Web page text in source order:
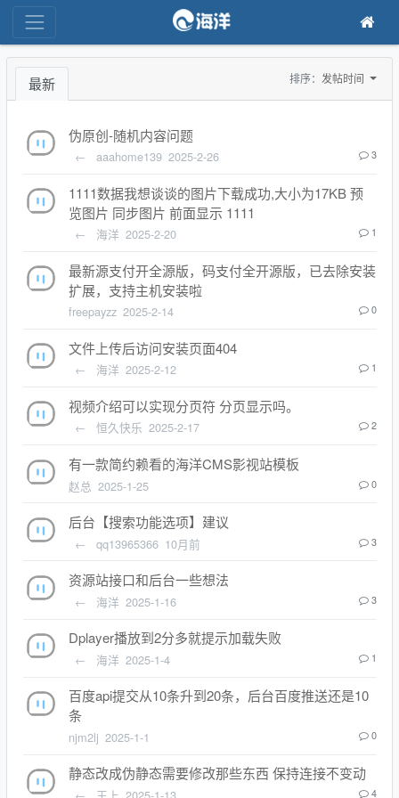
最新 排序： 发帖时间
伪原创-随机内容问题
← aaahome139 2025-2-26 3
1111数据我想谈谈的图片下载成功,大小为17KB 预
览图片 同步图片 前面显示 1111
← 海洋 2025-2-20 1
最新源支付开全源版，码支付全开源版，已去除安装
扩展，支持主机安装啦
freepayzz 2025-2-14 0
文件上传后访问安装页面404
← 海洋 2025-2-12 1
视频介绍可以实现分页符 分页显示吗。
← 恒久快乐 2025-2-17 2
有一款简约赖看的海洋CMS影视站模板
赵总 2025-1-25 0
后台【搜索功能选项】建议
← qq13965366 10月前 3
资源站接口和后台一些想法
← 海洋 2025-1-16 3
Dplayer播放到2分多就提示加载失败
← 海洋 2025-1-4 1
百度api提交从10条升到20条，后台百度推送还是10
条
njm2lj 2025-1-1 0
静态改成伪静态需要修改那些东西 保持连接不变动
4